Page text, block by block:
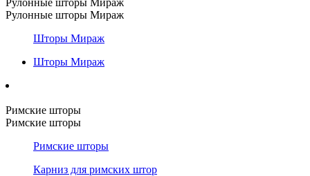
Рулонные шторы Мираж
Шторы Мираж
Шторы Мираж
Римские шторы
Римские шторы
Римские шторы
Карниз для римских штор